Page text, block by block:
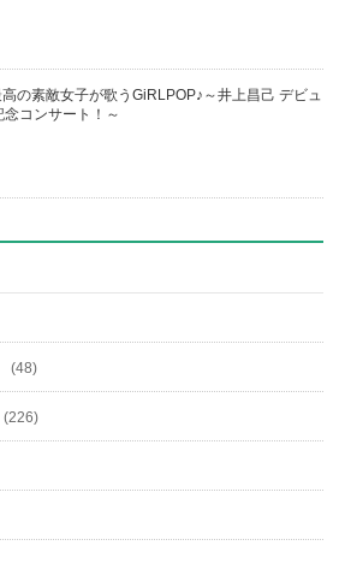
の素敵女子が歌うGiRLPOP♪～井上昌己 デビュ
念コンサート！～
(48)
(226)